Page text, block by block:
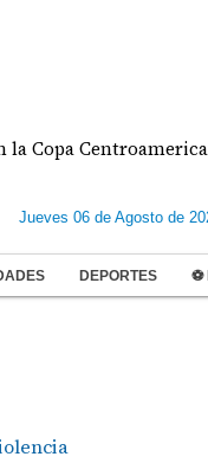
Centroamericana de
Jueves 06 de Agosto de
DEPORTES